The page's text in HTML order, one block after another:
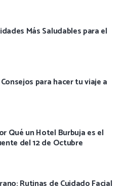
Más Saludables para el
para hacer tu viaje a
Qué un Hotel Burbuja es el
del 12 de Octubre